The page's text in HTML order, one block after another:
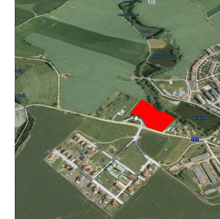
1/3